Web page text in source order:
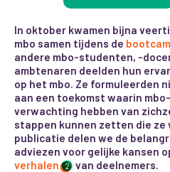
In oktober kwamen bijna
mbo samen tijdens de
andere mbo-studenten, -
ambtenaren deelden hun
op het mbo. Ze formuleerden
aan een toekomst waarin
verwachting hebben van
stappen kunnen zetten die ze
publicatie delen we de
adviezen voor gelijke kansen
verhalen
2 van deelnemers.